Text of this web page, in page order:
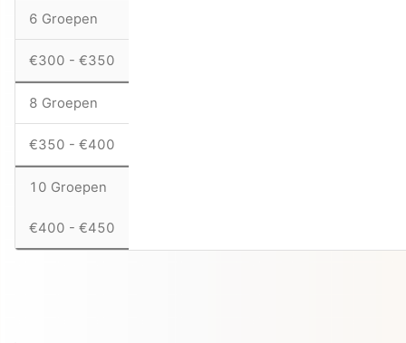
6 Groepen
€300 - €350
8 Groepen
€350 - €400
10 Groepen
€400 - €450